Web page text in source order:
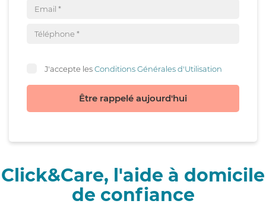
J'accepte lesConditions Générales d'Utilisation
Être rappelé aujourd'hui
Click&Care, l'aide à domicile
de confiance